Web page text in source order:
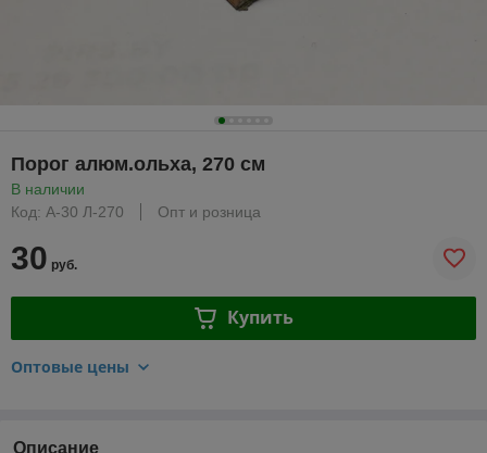
Порог алюм.ольха, 270 см
В наличии
Код: А-30 Л-270
Опт и розница
30 руб.
Купить
Оптовые цены
Описание